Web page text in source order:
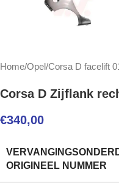
Home/Opel/Corsa D facelift
Corsa D Zijflank
€340,00
ORIGINEEL NUMMER